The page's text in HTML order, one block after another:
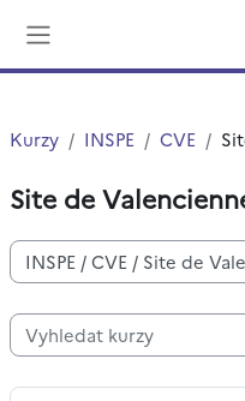
Kurzy INSPE CVE
Site de
Kategorie kurzů
Vyhledat kurzy